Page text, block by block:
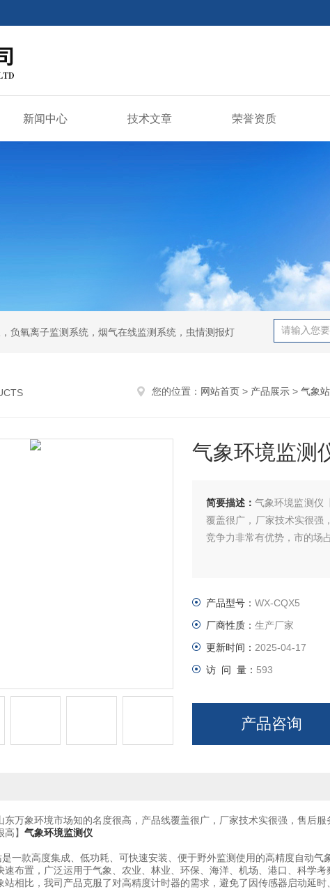
新闻中心 技术文章 荣誉资质
负氧离子监测系统，烟气在线监测系统，虫情测报灯
您的位置： 网站首页 > 产品展示 > 气象站
气象环境监测
简要描述： 气象环境监测仪
覆盖很广，厂家技术实很强
竞争力非常有优势，市的场
产品型号： WX-CQX5
厂商性质： 生产厂家
更新时间： 2025-04-17
访 问 量： 593
产品咨询
东万象环境市场知的名度很高，产品线覆盖很广，厂家技术实很强，售后
】 气象环境监测仪
款高度集成、低功耗、可快速安装、便于野外监测使用的高精度自动气象
置，广泛运用于气象、农业、林业、环保、海洋、机场、港口、科学考
比，我司产品克服了对高精度计时器的需求，避免了因传感器启动延时